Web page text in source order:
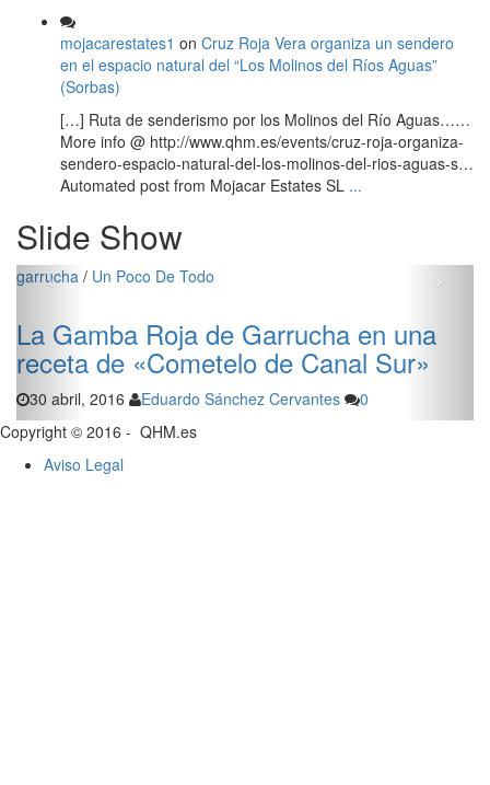
mojacarestates1 on Cruz Roja Vera organiza un sendero
en el espacio natural del “Los Molinos del Ríos Aguas”
(Sorbas)
[…] Ruta de senderismo por los Molinos del Río Aguas……
More info @ http://www.qhm.es/events/cruz-roja-organiza-
sendero-espacio-natural-del-los-molinos-del-rios-aguas-s…
Automated post from Mojacar Estates SL ...
Slide Show
garrucha / Un Poco De Todo
La Gamba Roja de Garrucha en una
receta de «Cometelo de Canal Sur»
30 abril, 2016 Eduardo Sánchez Cervantes 0
‹ ›
Copyright © 2016 - QHM.es
Aviso Legal